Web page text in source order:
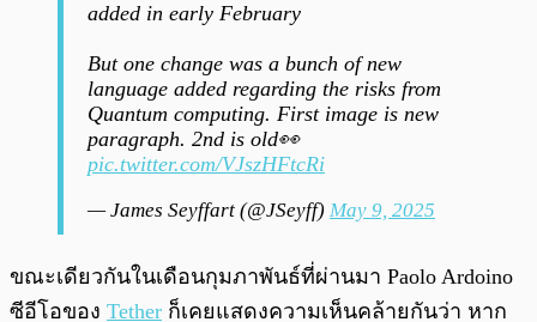
added in early February
But one change was a bunch of new
language added regarding the risks from
Quantum computing. First image is new
paragraph. 2nd is old👀
pic.twitter.com/VJszHFtcRi
— James Seyffart (@JSeyff) May 9, 2025
ขณะเดียวกันในเดือนกุมภาพันธ์ที่ผ่านมา Paolo Ardoino
ซีอีโอของ Tether ก็เคยแสดงความเห็นคล้ายกันว่า หาก